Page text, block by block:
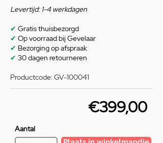
Levertijd: 1-4 werkdagen
✔ Gratis thuisbezorgd
✔ Op voorraad bij Gevelaar
✔ Bezorging op afspraak
✔ 30 dagen retourneren
Productcode: GV-100041
€399,00
Aantal